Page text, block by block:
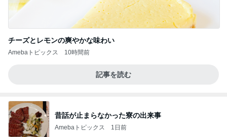
チーズとレモンの爽やかな味わい
Amebaトピックス 10時間前
記事を読む
昔話が止まらなかった寮の出来事
Amebaトピックス 1日前